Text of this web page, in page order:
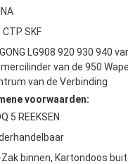
CTP SKF
LG908 920 930 940
van de 950
van de Verbinding
voorwaarden:
5 REEKSEN
binnen, Kartondoos